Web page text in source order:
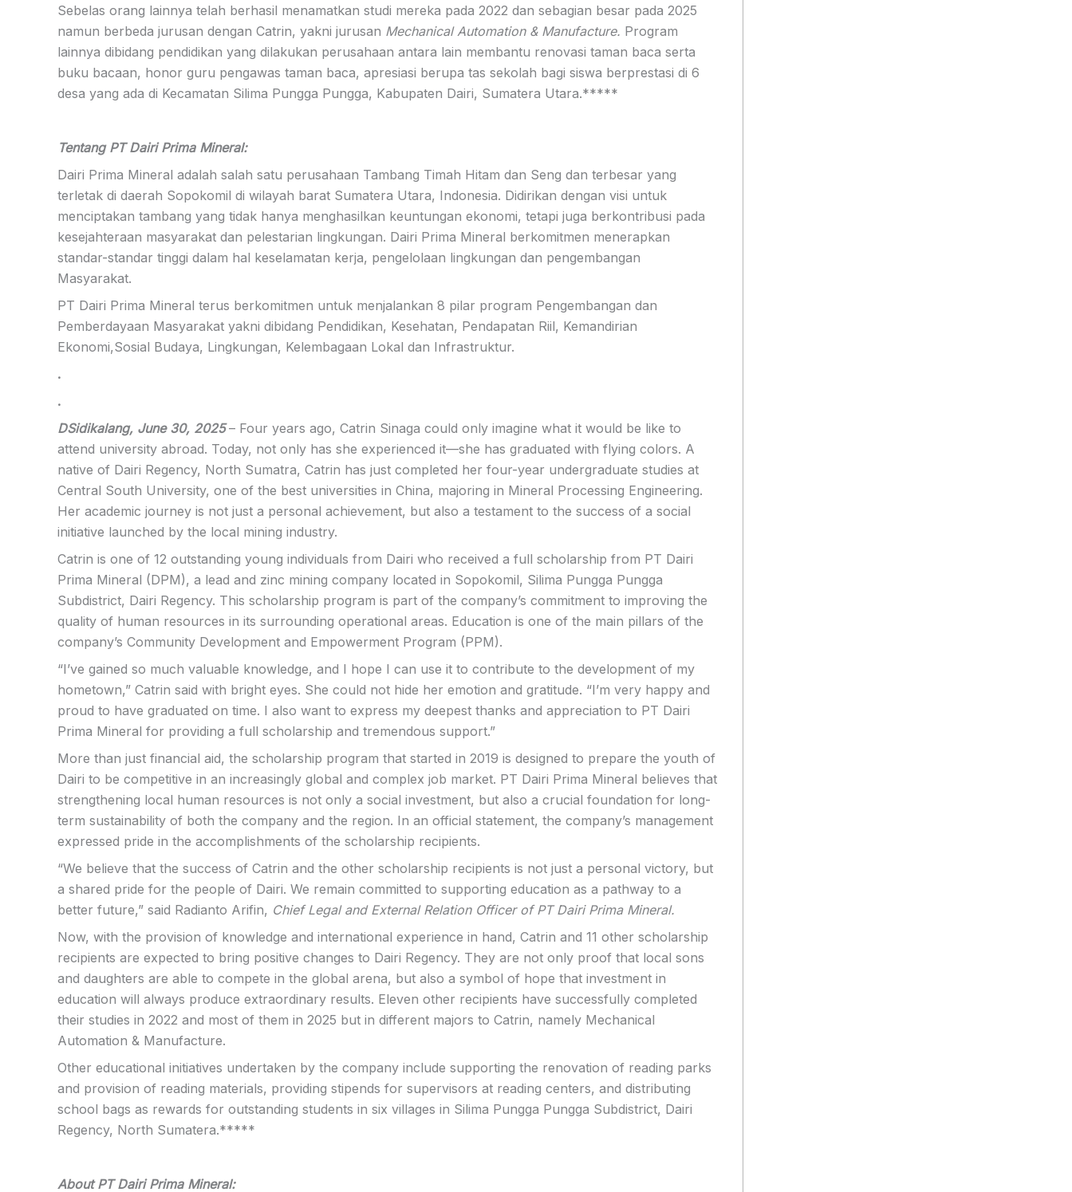
Sebelas orang lainnya telah berhasil menamatkan studi mereka pada 2022 dan sebagian besar pada 2025
namun berbeda jurusan dengan Catrin, yakni jurusan Mechanical Automation & Manufacture. Program
lainnya dibidang pendidikan yang dilakukan perusahaan antara lain membantu renovasi taman baca serta
buku bacaan, honor guru pengawas taman baca, apresiasi berupa tas sekolah bagi siswa berprestasi di 6
desa yang ada di Kecamatan Silima Pungga Pungga, Kabupaten Dairi, Sumatera Utara.*****
Tentang PT Dairi Prima Mineral:
Dairi Prima Mineral adalah salah satu perusahaan Tambang Timah Hitam dan Seng dan terbesar yang
terletak di daerah Sopokomil di wilayah barat Sumatera Utara, Indonesia. Didirikan dengan visi untuk
menciptakan tambang yang tidak hanya menghasilkan keuntungan ekonomi, tetapi juga berkontribusi pada
kesejahteraan masyarakat dan pelestarian lingkungan. Dairi Prima Mineral berkomitmen menerapkan
standar-standar tinggi dalam hal keselamatan kerja, pengelolaan lingkungan dan pengembangan
Masyarakat.
PT Dairi Prima Mineral terus berkomitmen untuk menjalankan 8 pilar program Pengembangan dan
Pemberdayaan Masyarakat yakni dibidang Pendidikan, Kesehatan, Pendapatan Riil, Kemandirian
Ekonomi,Sosial Budaya, Lingkungan, Kelembagaan Lokal dan Infrastruktur.
.
.
DSidikalang, June 30, 2025– Four years ago, Catrin Sinaga could only imagine what it would be like to
attend university abroad. Today, not only has she experienced it—she has graduated with flying colors. A
native of Dairi Regency, North Sumatra, Catrin has just completed her four-year undergraduate studies at
Central South University, one of the best universities in China, majoring in Mineral Processing Engineering.
Her academic journey is not just a personal achievement, but also a testament to the success of a social
initiative launched by the local mining industry.
Catrin is one of 12 outstanding young individuals from Dairi who received a full scholarship from PT Dairi
Prima Mineral (DPM), a lead and zinc mining company located in Sopokomil, Silima Pungga Pungga
Subdistrict, Dairi Regency. This scholarship program is part of the company’s commitment to improving the
quality of human resources in its surrounding operational areas. Education is one of the main pillars of the
company’s Community Development and Empowerment Program (PPM).
“I’ve gained so much valuable knowledge, and I hope I can use it to contribute to the development of my
hometown,” Catrin said with bright eyes. She could not hide her emotion and gratitude. “I’m very happy and
proud to have graduated on time. I also want to express my deepest thanks and appreciation to PT Dairi
Prima Mineral for providing a full scholarship and tremendous support.”
More than just financial aid, the scholarship program that started in 2019 is designed to prepare the youth of
Dairi to be competitive in an increasingly global and complex job market. PT Dairi Prima Mineral believes that
strengthening local human resources is not only a social investment, but also a crucial foundation for long-
term sustainability of both the company and the region. In an official statement, the company’s management
expressed pride in the accomplishments of the scholarship recipients.
“We believe that the success of Catrin and the other scholarship recipients is not just a personal victory, but
a shared pride for the people of Dairi. We remain committed to supporting education as a pathway to a
better future,” said Radianto Arifin, Chief Legal and External Relation Officer of PT Dairi Prima Mineral.
Now, with the provision of knowledge and international experience in hand, Catrin and 11 other scholarship
recipients are expected to bring positive changes to Dairi Regency. They are not only proof that local sons
and daughters are able to compete in the global arena, but also a symbol of hope that investment in
education will always produce extraordinary results. Eleven other recipients have successfully completed
their studies in 2022 and most of them in 2025 but in different majors to Catrin, namely Mechanical
Automation & Manufacture.
Other educational initiatives undertaken by the company include supporting the renovation of reading parks
and provision of reading materials, providing stipends for supervisors at reading centers, and distributing
school bags as rewards for outstanding students in six villages in Silima Pungga Pungga Subdistrict, Dairi
Regency, North Sumatera.*****
About PT Dairi Prima Mineral: